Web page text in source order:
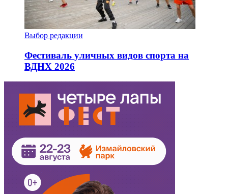
Выбор редакции
Фестиваль уличных видов спорта на
ВДНХ 2026